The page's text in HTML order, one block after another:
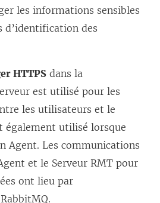
les informations sensibles
des
HTTPS dans la
est utilisé pour les
les utilisateurs et le
également utilisé lorsque
Agent. Les communications
et le Serveur RMT pour
ont lieu par